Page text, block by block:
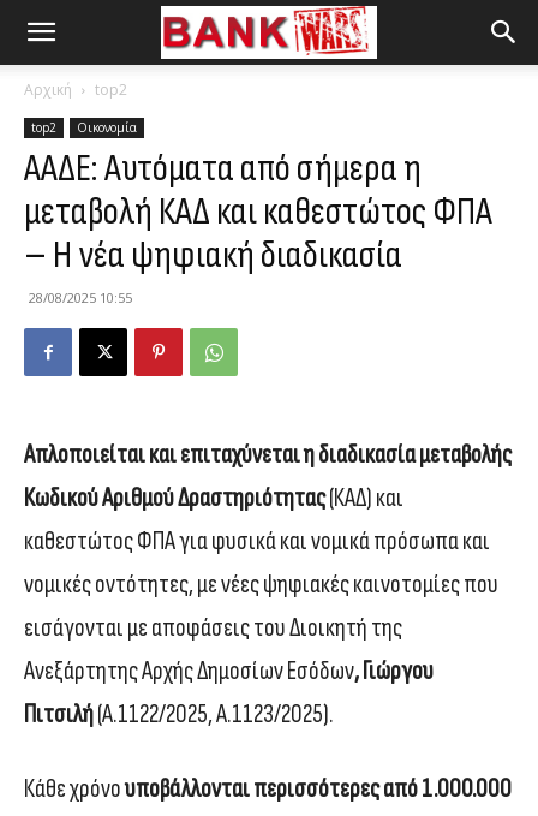
Αρχική top2
top2 Οικονομία
ΑΑΔΕ: Αυτόματα από σήμερα η
μεταβολή ΚΑΔ και καθεστώτος ΦΠΑ
– Η νέα ψηφιακή διαδικασία
28/08/2025 10:55
Απλοποιείται και επιταχύνεται η διαδικασία μεταβολής
Κωδικού Αριθμού Δραστηριότητας(ΚΑΔ) και
καθεστώτος ΦΠΑ για φυσικά και νομικά πρόσωπα και
νομικές οντότητες, με νέες ψηφιακές καινοτομίες που
εισάγονται με αποφάσεις του Διοικητή της
Ανεξάρτητης Αρχής Δημοσίων Εσόδων, Γιώργου
Πιτσιλή(Α.1122/2025, Α.1123/2025).
Κάθε χρόνουποβάλλονται περισσότερες από 1.000.000